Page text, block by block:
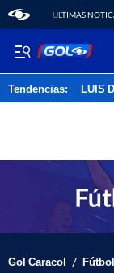
ÚLTIMAS
Tendencias: LUIS
Gol Caracol /